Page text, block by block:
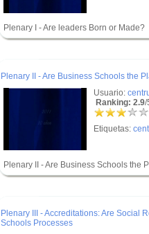
Plenary I - Are leaders Born or Made?
Plenary II - Are Business Schools the
Usuario:
Ranking: 2.9/
Etiquetas:
Plenary II - Are Business Schools the
Plenary III - Accreditations: Are Social
Schools Processes